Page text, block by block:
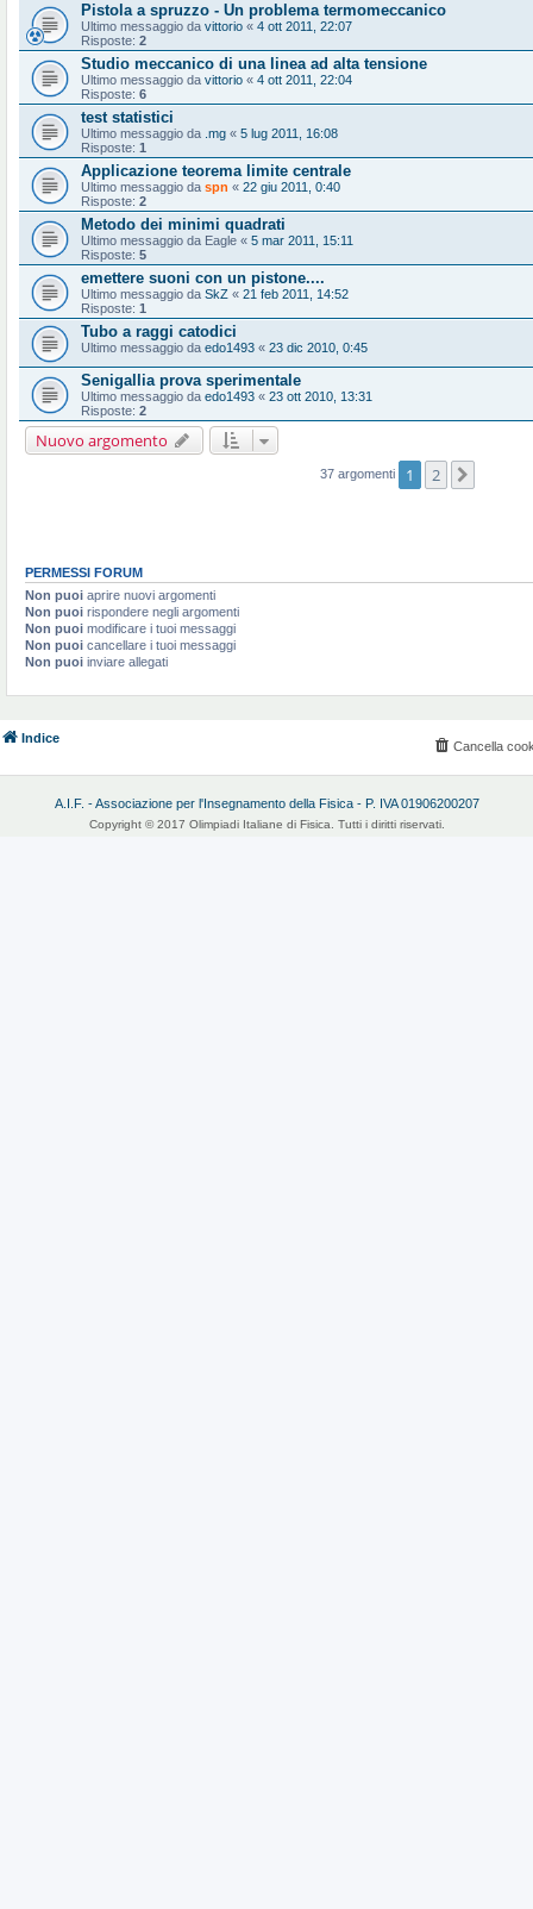
Pistola a spruzzo - Un problema termomeccanico
Ultimo messaggio da vittorio « 4 ott 2011, 22:07
Risposte: 2
Studio meccanico di una linea ad alta tensione
Ultimo messaggio da vittorio « 4 ott 2011, 22:04
Risposte: 6
test statistici
Ultimo messaggio da .mg « 5 lug 2011, 16:08
Risposte: 1
Applicazione teorema limite centrale
Ultimo messaggio da spn « 22 giu 2011, 0:40
Risposte: 2
Metodo dei minimi quadrati
Ultimo messaggio da Eagle « 5 mar 2011, 15:11
Risposte: 5
emettere suoni con un pistone....
Ultimo messaggio da SkZ « 21 feb 2011, 14:52
Risposte: 1
Tubo a raggi catodici
Ultimo messaggio da edo1493 « 23 dic 2010, 0:45
Senigallia prova sperimentale
Ultimo messaggio da edo1493 « 23 ott 2010, 13:31
Risposte: 2
Nuovo argomento
37 argomenti 1 2
PERMESSI FORUM
Non puoi aprire nuovi argomenti
Non puoi rispondere negli argomenti
Non puoi modificare i tuoi messaggi
Non puoi cancellare i tuoi messaggi
Non puoi inviare allegati
Indice
Cancella
A.I.F. - Associazione per l'Insegnamento della Fisica - P. IVA 01906200207
Copyright © 2017 Olimpiadi Italiane di Fisica. Tutti i diritti riservati.